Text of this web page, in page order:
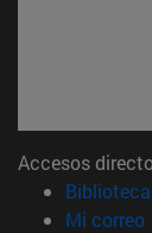
Accesos
Biblioteca
Mi correo